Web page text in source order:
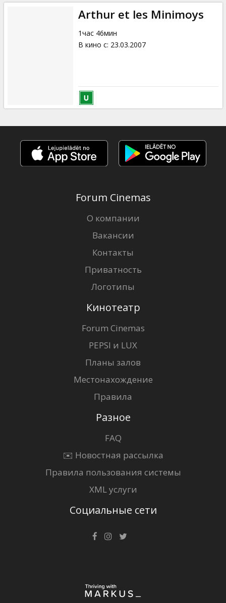
Arthur et les Minimoys
1час 46мин
В кино с: 23.03.2007
Forum Cinemas
О компании
Вакансии
Контакты
Приватность
Логотипы
Кинотеатр
Forum Cinemas
PEPSI и LUX
Планы залов
Местонахождение
Правила
Разное
FAQ
✉️ Новостная рассылка
Правила пользования системы
XML услуги
Социальные сети